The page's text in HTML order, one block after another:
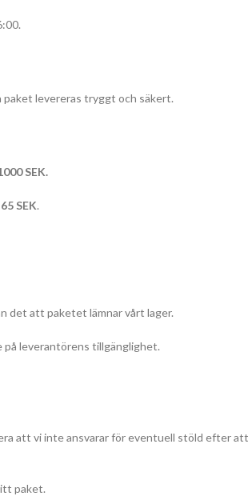
paket levereras tryggt och säkert.
SEK.
65 SEK.
det att paketet lämnar vårt lager.
på leverantörens tillgänglighet.
att vi inte ansvarar för eventuell stöld efter
paket.